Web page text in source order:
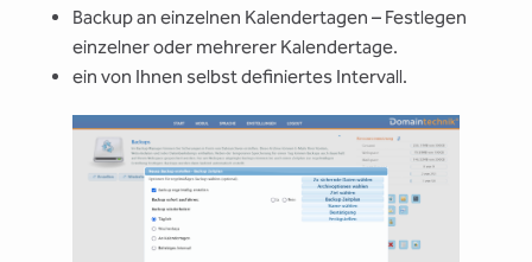
Backup an einzelnen Kalendertagen – Festlegen
einzelner oder mehrerer Kalendertage.
ein von Ihnen selbst definiertes Intervall.